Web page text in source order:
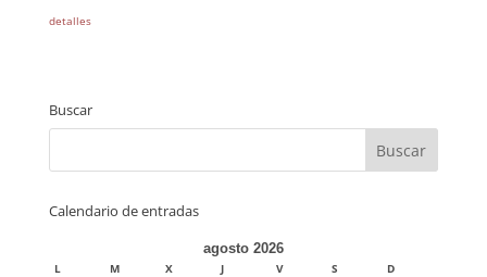
detalles
Buscar
Calendario de entradas
agosto 2026
L M X J V S
D